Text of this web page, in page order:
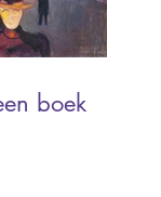
boek